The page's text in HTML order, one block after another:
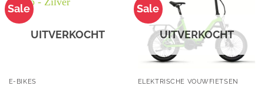
Sale
UITVERKOCHT
E-BIKES
Sale
UITVERKOCHT
ELEKTRISCHE VOUWFIETSEN